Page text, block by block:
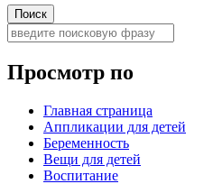
Просмотр по
Главная страница
Аппликации для детей
Беременность
Вещи для детей
Воспитание